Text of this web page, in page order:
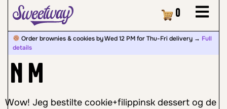
Cart
0
Order brownies & cookies by Wed 12 PM for Thu-Fri delivery → Full
details
N M
Wow! Jeg bestilte cookie+filippinsk dessert og de